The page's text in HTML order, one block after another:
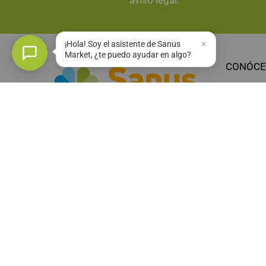
¡Hola! Soy el asistente de Sanus
Market, ¿te puedo ayudar en algo?